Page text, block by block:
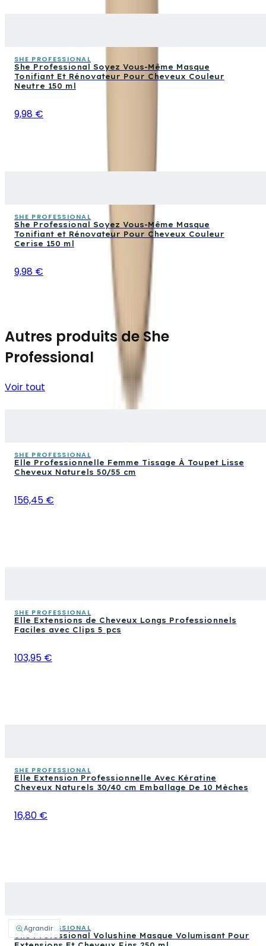
Agrandir
SHE PROFESSIONAL
She Professional Soyez Vous-Même Masque
Tonifiant Et Rénovateur Pour Cheveux Couleur
Neutre 150 ml
9,98 €
SHE PROFESSIONAL
She Professional Soyez Vous-Même Masque
Tonifiant et Rénovateur Pour Cheveux Couleur
Cerise 150 ml
9,98 €
Autres produits de She
Professional
Voir tout
SHE PROFESSIONAL
Elle Professionnelle Femme Tissage À Toupet Lisse
Cheveux Naturels 50/55 cm
156,45 €
SHE PROFESSIONAL
Elle Extensions de Cheveux Longs Professionnels
Faciles avec Clips 5 pcs
103,95 €
SHE PROFESSIONAL
Elle Extension Professionnelle Avec Kératine
Cheveux Naturels 30/40 cm Emballage De 10 Mèches
16,80 €
SHE PROFESSIONAL
She Professional Volushine Masque Volumisant Pour